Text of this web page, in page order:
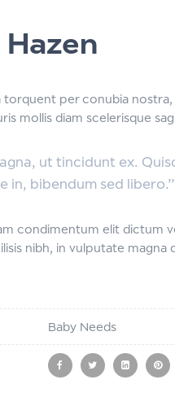
torquent per conubia
mollis diam scelerisque
ut tincidunt ex.
in, bibendum sed libero.”
condimentum elit dictum
nibh, in vulputate magna
Baby Needs